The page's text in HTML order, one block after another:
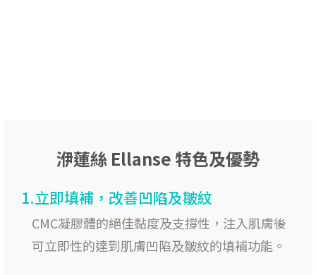
洢蓮絲 Ellanse 特色及優勢
1.立即填補，改善凹陷及皺紋
CMC凝膠體的絕佳黏度及支撐性，注入肌膚後
可立即性的達到肌膚凹陷及皺紋的填補功能。